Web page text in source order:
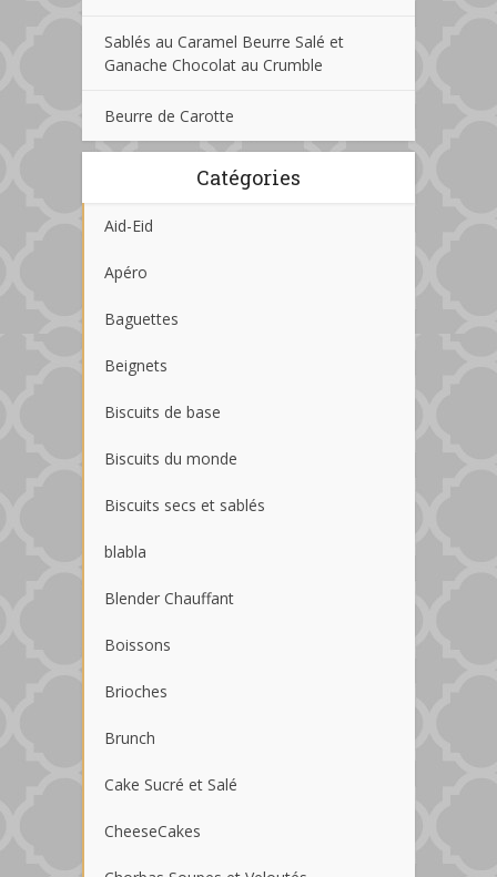
Sablés au Caramel Beurre Salé et
Ganache Chocolat au Crumble
Beurre de Carotte
Catégories
Aid-Eid
Apéro
Baguettes
Beignets
Biscuits de base
Biscuits du monde
Biscuits secs et sablés
blabla
Blender Chauffant
Boissons
Brioches
Brunch
Cake Sucré et Salé
CheeseCakes